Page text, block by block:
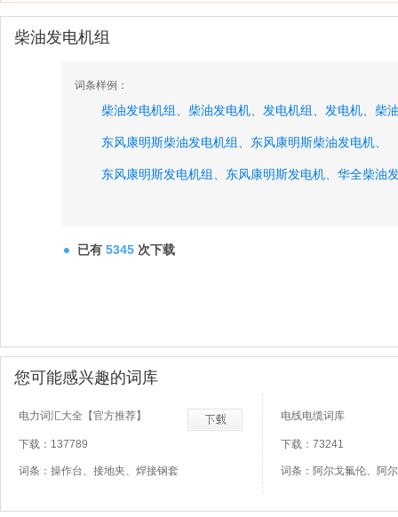
柴油发电机组
词条样例：
柴油发电机组、 柴油发电机、 发电机组、 发电机、 柴
东风康明斯柴油发电机组、 东风康明斯柴油发电机、
东风康明斯发电机组、 东风康明斯发电机、 华全柴油
已有 5345 次下载
您可能感兴趣的词库
电力词汇大全【官方推荐】
下载：137789
词条：操作台、接地夹、焊接钢套
电线电缆词库
下载：73241
词条：阿尔戈氟伦、阿